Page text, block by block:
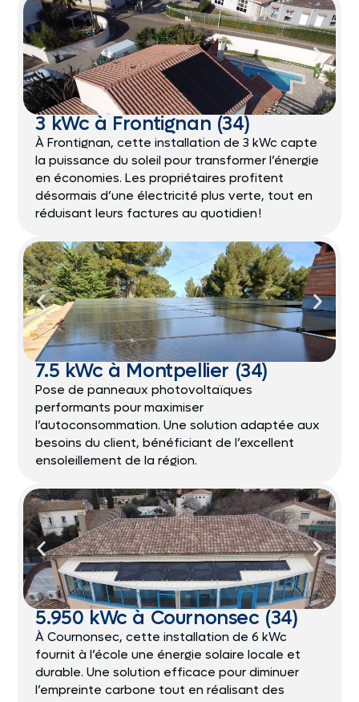
3 kWc à Frontignan (34)
À Frontignan, cette installation de 3 kWc capte
la puissance du soleil pour transformer l’énergie
en économies. Les propriétaires profitent
désormais d’une électricité plus verte, tout en
réduisant leurs factures au quotidien !
7.5 kWc à Montpellier (34)
Pose de panneaux photovoltaïques
performants pour maximiser
l’autoconsommation. Une solution adaptée aux
besoins du client, bénéficiant de l’excellent
ensoleillement de la région.
5.950 kWc à Cournonsec (34)
À Cournonsec, cette installation de 6 kWc
fournit à l’école une énergie solaire locale et
durable. Une solution efficace pour diminuer
l’empreinte carbone tout en réalisant des